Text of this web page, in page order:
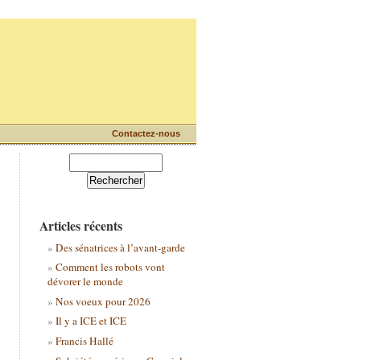
Contactez-nous
Articles récents
Des sénatrices à l’avant-garde
Comment les robots vont
dévorer le monde
Nos voeux pour 2026
Il y a ICE et ICE
Francis Hallé